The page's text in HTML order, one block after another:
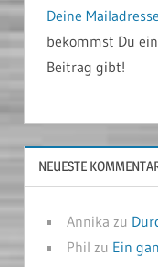
Deine
bekommst Du
Beitrag gibt!
NEUESTE
Annika zu
Phil zu Ein